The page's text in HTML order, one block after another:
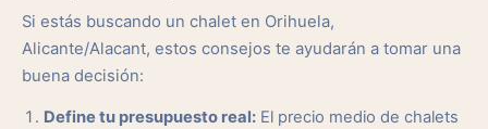
Si estás buscando un chalet en Orihuela,
Alicante/Alacant, estos consejos te ayudarán a tomar una
buena decisión:
Define tu presupuesto real: El precio medio de chalets